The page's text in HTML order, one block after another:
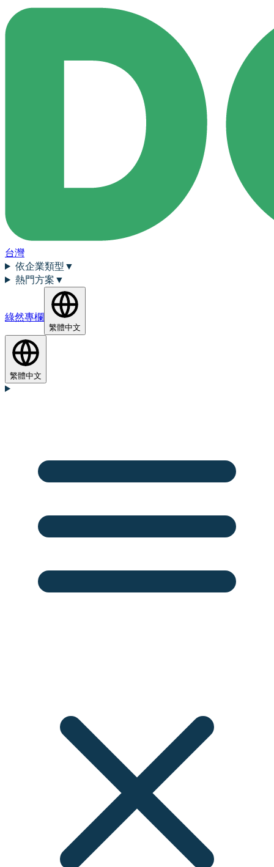
台灣
依企業類型 ▼
熱門方案 ▼
綠然專欄
繁體中文
繁體中文